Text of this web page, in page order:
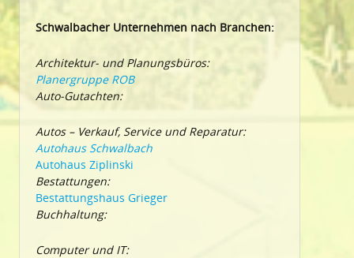
Schwalbacher Unternehmen nach Branchen:
Architektur- und Planungsbüros:
Planergruppe ROB
Auto-Gutachten:
Autos – Verkauf, Service und Reparatur:
Autohaus Schwalbach
Autohaus Ziplinski
Bestattungen:
Bestattungshaus Grieger
Buchhaltung:
Computer und IT: